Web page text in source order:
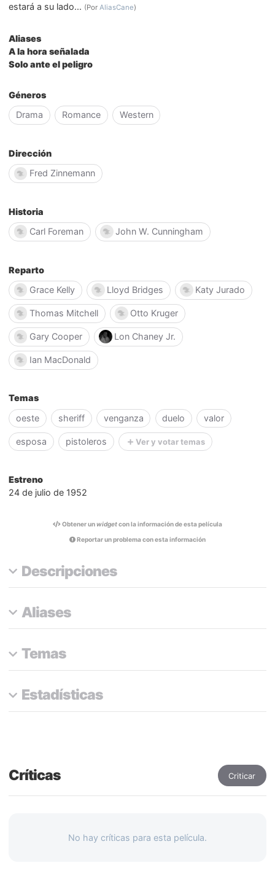
estará a su lado... (PorAliasCane)
Aliases
A la hora señalada
Solo ante el peligro
Géneros
Drama
Romance Western
Dirección
Fred Zinnemann
Historia
Carl Foreman
John W. Cunningham
Reparto
Grace Kelly
Lloyd Bridges Katy Jurado
Thomas Mitchell Otto Kruger
Gary Cooper Lon Chaney Jr.
Ian MacDonald
Temas
oeste
sheriff venganza duelo valor
esposa pistoleros Ver y votar temas
Estreno
24 de julio de 1952
Obtener unwidgetcon la información de esta película
Reportar un problema con esta información
Descripciones
Aliases
Temas
Estadísticas
Críticas Criticar
No hay críticas para esta película.